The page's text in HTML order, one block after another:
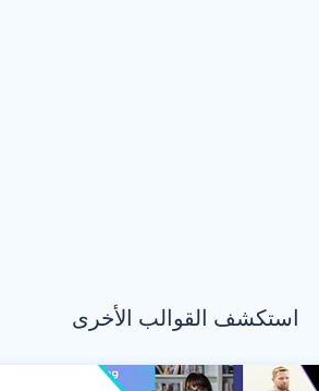
استكشف القوالب الأخرى